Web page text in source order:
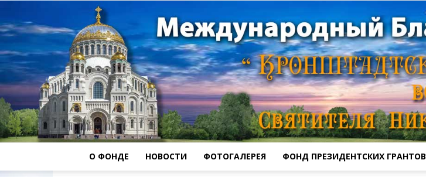
О ФОНДЕ НОВОСТИ ФОТОГАЛЕРЕЯ ФОНД ПРЕЗИДЕНТСКИХ ГРАНТОВ